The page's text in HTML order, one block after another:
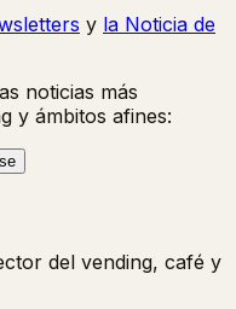
y la Noticia de
noticias más
y ámbitos afines:
del vending, café y